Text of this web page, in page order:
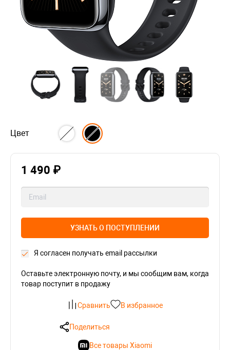
Цвет
1 490 ₽
УЗНАТЬ О ПОСТУПЛЕНИИ
Я согласен получать email рассылки
Оставьте электронную почту, и мы сообщим вам, когда
товар поступит в продажу
Сравнить В избранное
Поделиться
Все товары Xiaomi